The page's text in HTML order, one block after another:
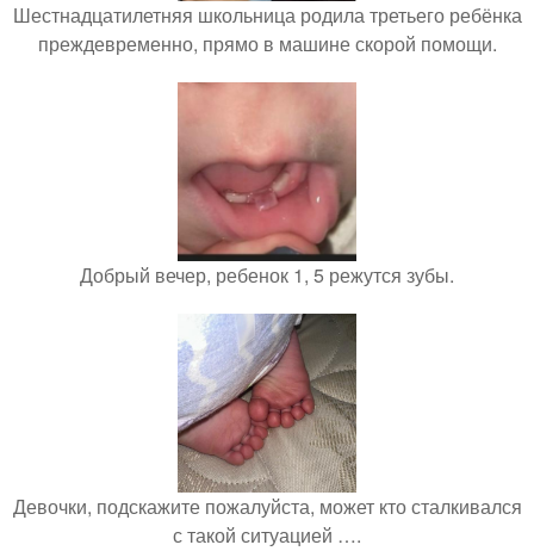
Шестнадцатилетняя школьница родила третьего ребёнка
преждевременно, прямо в машине скорой помощи.
Добрый вечер, ребенок 1, 5 режутся зубы.
Девочки, подскажите пожалуйста, может кто сталкивался
с такой ситуацией ….